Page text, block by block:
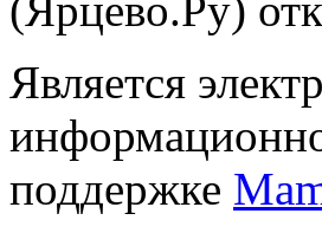
Является
поддержке